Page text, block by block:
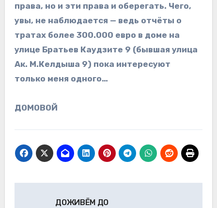
права, но и эти права и оберегать. Чего,
увы, не наблюдается — ведь отчёты о
тратах более 300.000 евро в доме на
улице Братьев Каудзите 9 (бывшая улица
Ак. М.Келдыша 9) пока интересуют
только меня одного…
ДОМОВОЙ
ДОЖИВЁМ ДО